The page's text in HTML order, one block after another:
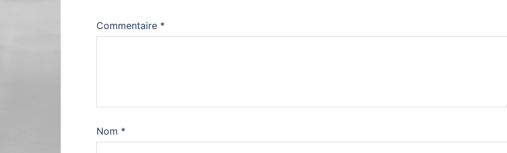
Commentaire *
Nom *